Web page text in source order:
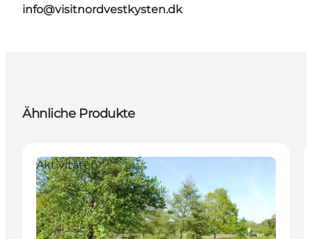
info@visitnordvestkysten.dk
Ähnliche Produkte
Aktivitäten